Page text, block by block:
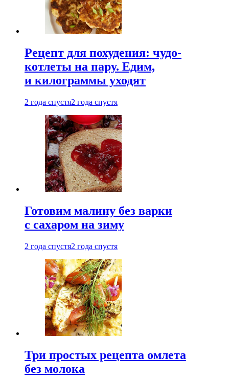
Рецепт для похудения: чудо-
котлеты на пару. Едим,
и килограммы уходят
2 года спустя2 года спустя
Готовим малину без варки
с сахаром на зиму
2 года спустя2 года спустя
Три простых рецепта омлета
без молока